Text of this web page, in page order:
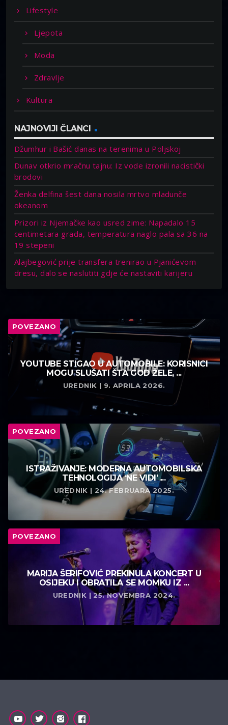
Lifestyle
Ljepota
Moda
Zdravlje
Kultura
NAJNOVIJI ČLANCI
Džumhur i Bašić danas na terenima u Poljskoj
Dunav otkrio mračnu tajnu: Iz vode izronili nacistički
brodovi
Ženka delfina šest dana nosila mrtvo mladunče
okeanom
Prizori iz Njemačke kao usred zime: Napadalo 15
centimetara grada, temperatura naglo pala sa 36 na
19 stepeni
Alajbegović prije transfera trenirao u Pjanićevom
dresu, dalo se naslutiti gdje će nastaviti karijeru
POVEZANO
YOUTUBE STIGAO U AUTOMOBILE: KORISNICI
MOGU SLUŠATI ŠTA GOD ŽELE, ...
UREDNIK | 9. APRILA 2026.
POVEZANO
ISTRAŽIVANJE: MODERNA AUTOMOBILSKA
TEHNOLOGIJA ‘NE VIDI’ ...
UREDNIK | 24. FEBRUARA 2025.
POVEZANO
MARIJA ŠERIFOVIĆ PREKINULA KONCERT U
OSIJEKU I OBRATILA SE MOMKU IZ ...
UREDNIK | 25. NOVEMBRA 2024.